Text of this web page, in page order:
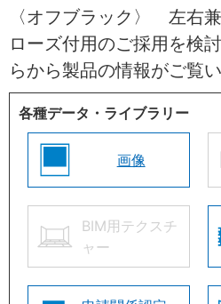
〈オフブラック〉 左
ローズ付用のご採用を検
らから製品の情報がご覧
各種データ・ライブラリー
画像
BIM用テクスチ
ャー